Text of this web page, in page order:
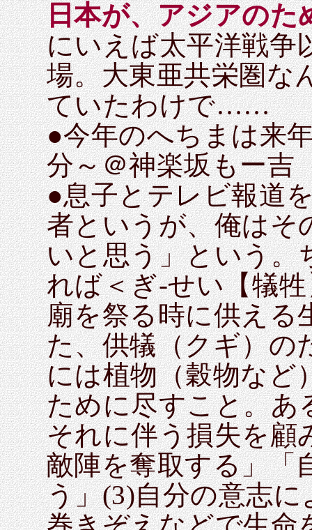
日本が、アジアのた
にいえば太平洋戦争
場。大東亜共栄圏な
ていたわけで……
●今年のへちまは来
分～＠神楽坂もー吉
●息子とテレビ報道
者というが、俺はそ
いと思う」という。
れば＜ぎ‐せい【犠
廟を祭る時に供える
た、供犠（クギ）の
には植物（穀物など
ために尽すこと。あ
それに伴う損失を
敵陣を奪取する」
う」(3)自分の意志